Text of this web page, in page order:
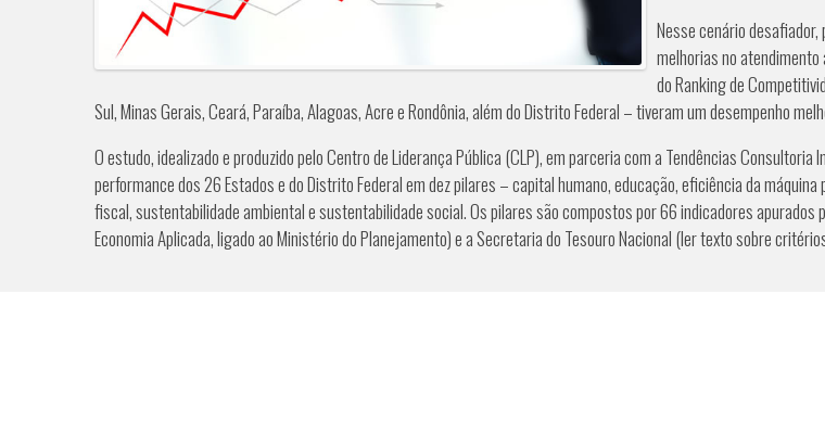
Nesse cenário
melhorias no
do Ranking de
Sul, Minas Gerais, Ceará, Paraíba, Alagoas, Acre e Rondônia, além do Distrito Federal – tiveram um desempenho
O estudo, idealizado e produzido pelo Centro de Liderança Pública (CLP), em parceria com a Tendências
performance dos 26 Estados e do Distrito Federal em dez pilares – capital humano, educação, eficiência da
fiscal, sustentabilidade ambiental e sustentabilidade social. Os pilares são compostos por 66 indicadores
Economia Aplicada, ligado ao Ministério do Planejamento) e a Secretaria do Tesouro Nacional (ler texto sobre